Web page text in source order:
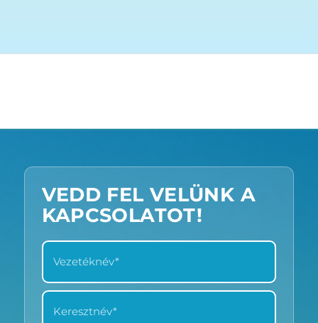
VEDD FEL VELÜNK A
KAPCSOLATOT!
VEZETÉKNÉV
KERESZTNÉV